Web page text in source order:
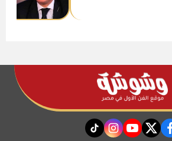
facebook
twitter
youtube
instagram
tiktok